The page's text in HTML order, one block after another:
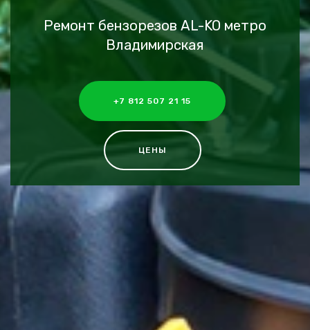
Ремонт бензорезов AL-KO метро
Владимирская
+7 812 507 21 15
ЦЕНЫ